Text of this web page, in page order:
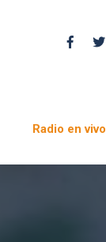
Radio en vivo